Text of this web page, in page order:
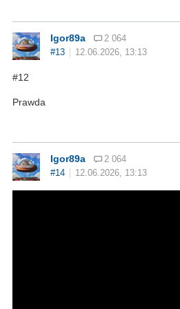
Igor89a
2 064
#13
12.06.2026, 13:13
#12
Prawda
Igor89a
2 064
#14
12.06.2026, 13:13